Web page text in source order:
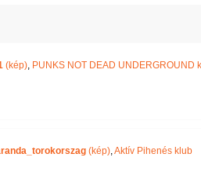
(kép), PUNKS NOT DEAD UNDERGROUND
(kép),Aktív Pihenés klub